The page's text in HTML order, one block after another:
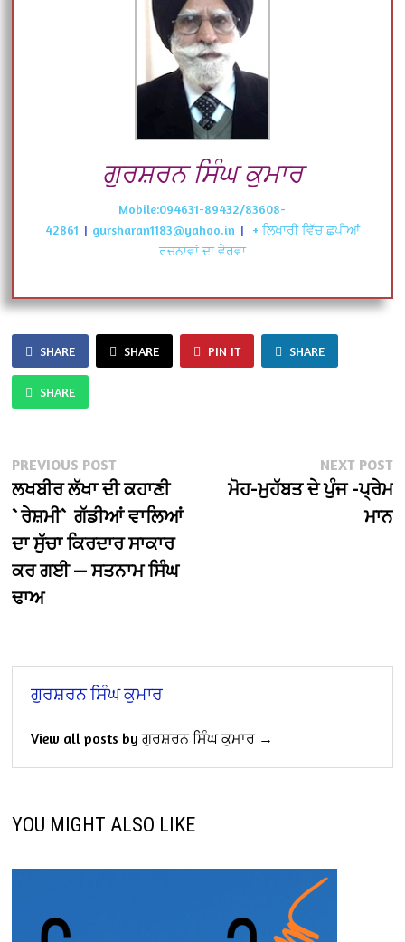
ਗੁਰਸ਼ਰਨ ਸਿੰਘ ਕੁਮਾਰ
Mobile:094631-89432/83608-
42861 | gursharan1183@yahoo.in |
+ ਲਿਖਾਰੀ ਵਿੱਚ ਛਪੀਆਂ
ਰਚਨਾਵਾਂ ਦਾ ਵੇਰਵਾ
SHARE SHARE PIN IT SHARE
SHARE
Post
navigation
PREVIOUS POSTPrevious
post:
ਲਖਬੀਰ ਲੱਖਾ ਦੀ ਕਹਾਣੀ
`ਰੇਸ਼ਮੀ` ਗੱਡੀਆਂ ਵਾਲਿਆਂ
ਦਾ ਸੁੱਚਾ ਕਿਰਦਾਰ ਸਾਕਾਰ
ਕਰ ਗਈ — ਸਤਨਾਮ ਸਿੰਘ
ਢਾਅ
NEXT POST
ਮੋਹ-ਮੁਹੱਬਤ ਦੇ ਪੁੰਜ -ਪ੍ਰੇਮ
ਮਾਨ
ਗੁਰਸ਼ਰਨ ਸਿੰਘ ਕੁਮਾਰ
View all posts by ਗੁਰਸ਼ਰਨ ਸਿੰਘ ਕੁਮਾਰ →
YOU MIGHT ALSO LIKE